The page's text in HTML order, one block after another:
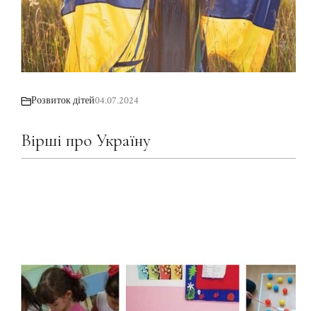
Розвиток дітей04.07.2024
Вірші про Україну